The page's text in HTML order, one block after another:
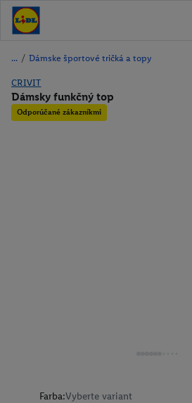
/ Dámske športové tričká a topy
CRIVIT
Dámsky funkčný top
Odporúčané zákazníkmi
Farba:Vyberte variant